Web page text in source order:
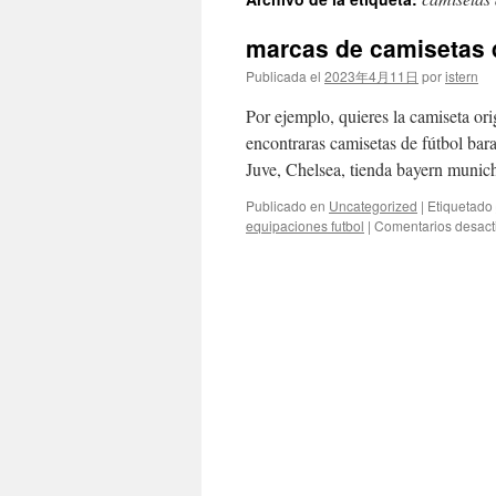
contenido
marcas de camisetas
Publicada el 2023年4月11日 poristern
Por ejemplo, quieres la camiseta
encontraras camisetas de fútbol
Juve, Chelsea, tienda bayern
Publicado en Uncategorized | Etiquetado
equipaciones futbol | Comentarios